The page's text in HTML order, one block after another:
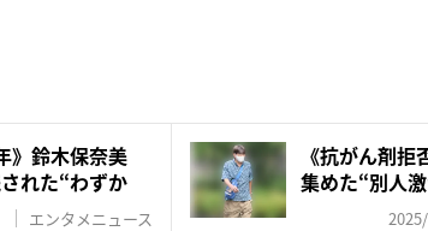
》鈴木保奈美
れた“わずか
エンタメニュース
《抗がん剤
集めた“別人